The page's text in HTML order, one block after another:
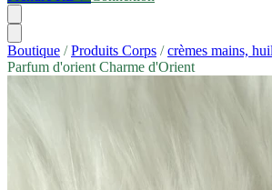
Boutique / Produits Corps / crèmes mains,
Parfum d'orient Charme d'Orient